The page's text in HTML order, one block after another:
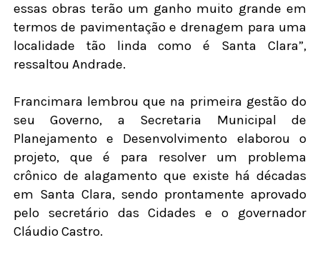
essas obras terão um ganho muito grande em
termos de pavimentação e drenagem para uma
localidade tão linda como é Santa Clara”,
ressaltou Andrade.
Francimara lembrou que na primeira gestão do
seu Governo, a Secretaria Municipal de
Planejamento e Desenvolvimento elaborou o
projeto, que é para resolver um problema
crônico de alagamento que existe há décadas
em Santa Clara, sendo prontamente aprovado
pelo secretário das Cidades e o governador
Cláudio Castro.